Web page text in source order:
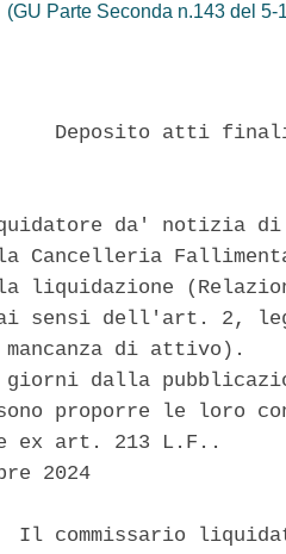
(GU Parte Seconda n.143 del 5-
Deposito atti
da' notizia
Cancelleria
sensi dell'art. 2,
di attivo).
dalla
proporre le loro
ex art. 213 L.F..
2024
Il commissario